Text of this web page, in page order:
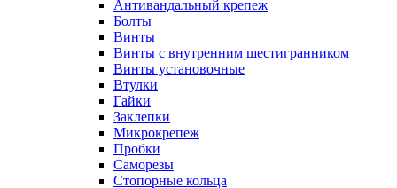
Антивандальный крепеж
Болты
Винты
Винты с внутренним шестигранником
Винты установочные
Втулки
Гайки
Заклепки
Микрокрепеж
Пробки
Саморезы
Стопорные кольца